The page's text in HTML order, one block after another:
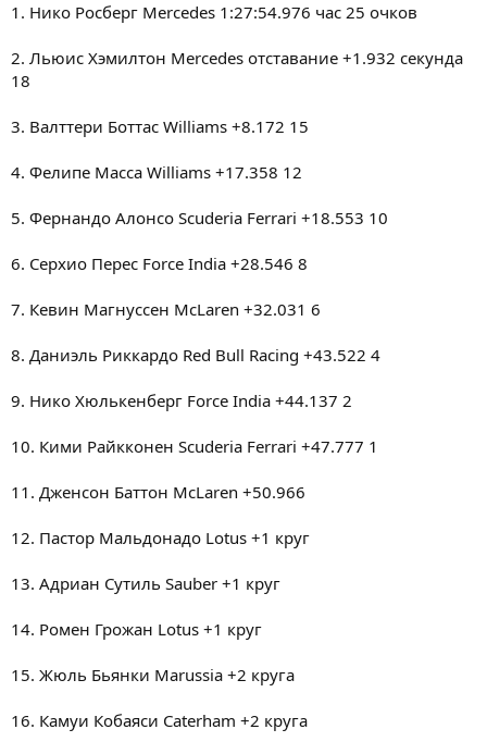
1. Нико Росберг Mercedes 1:27:54.976 час 25 очков
2. Льюис Хэмилтон Mercedes отставание +1.932 секунда
18
3. Валттери Боттас Williams +8.172 15
4. Фелипе Масса Williams +17.358 12
5. Фернандо Алонсо Scuderia Ferrari +18.553 10
6. Серхио Перес Force India +28.546 8
7. Кевин Магнуссен McLaren +32.031 6
8. Даниэль Риккардо Red Bull Racing +43.522 4
9. Нико Хюлькенберг Force India +44.137 2
10. Кими Райкконен Scuderia Ferrari +47.777 1
11. Дженсон Баттон McLaren +50.966
12. Пастор Мальдонадо Lotus +1 круг
13. Адриан Сутиль Sauber +1 круг
14. Ромен Грожан Lotus +1 круг
15. Жюль Бьянки Marussia +2 круга
16. Камуи Кобаяси Caterham +2 круга